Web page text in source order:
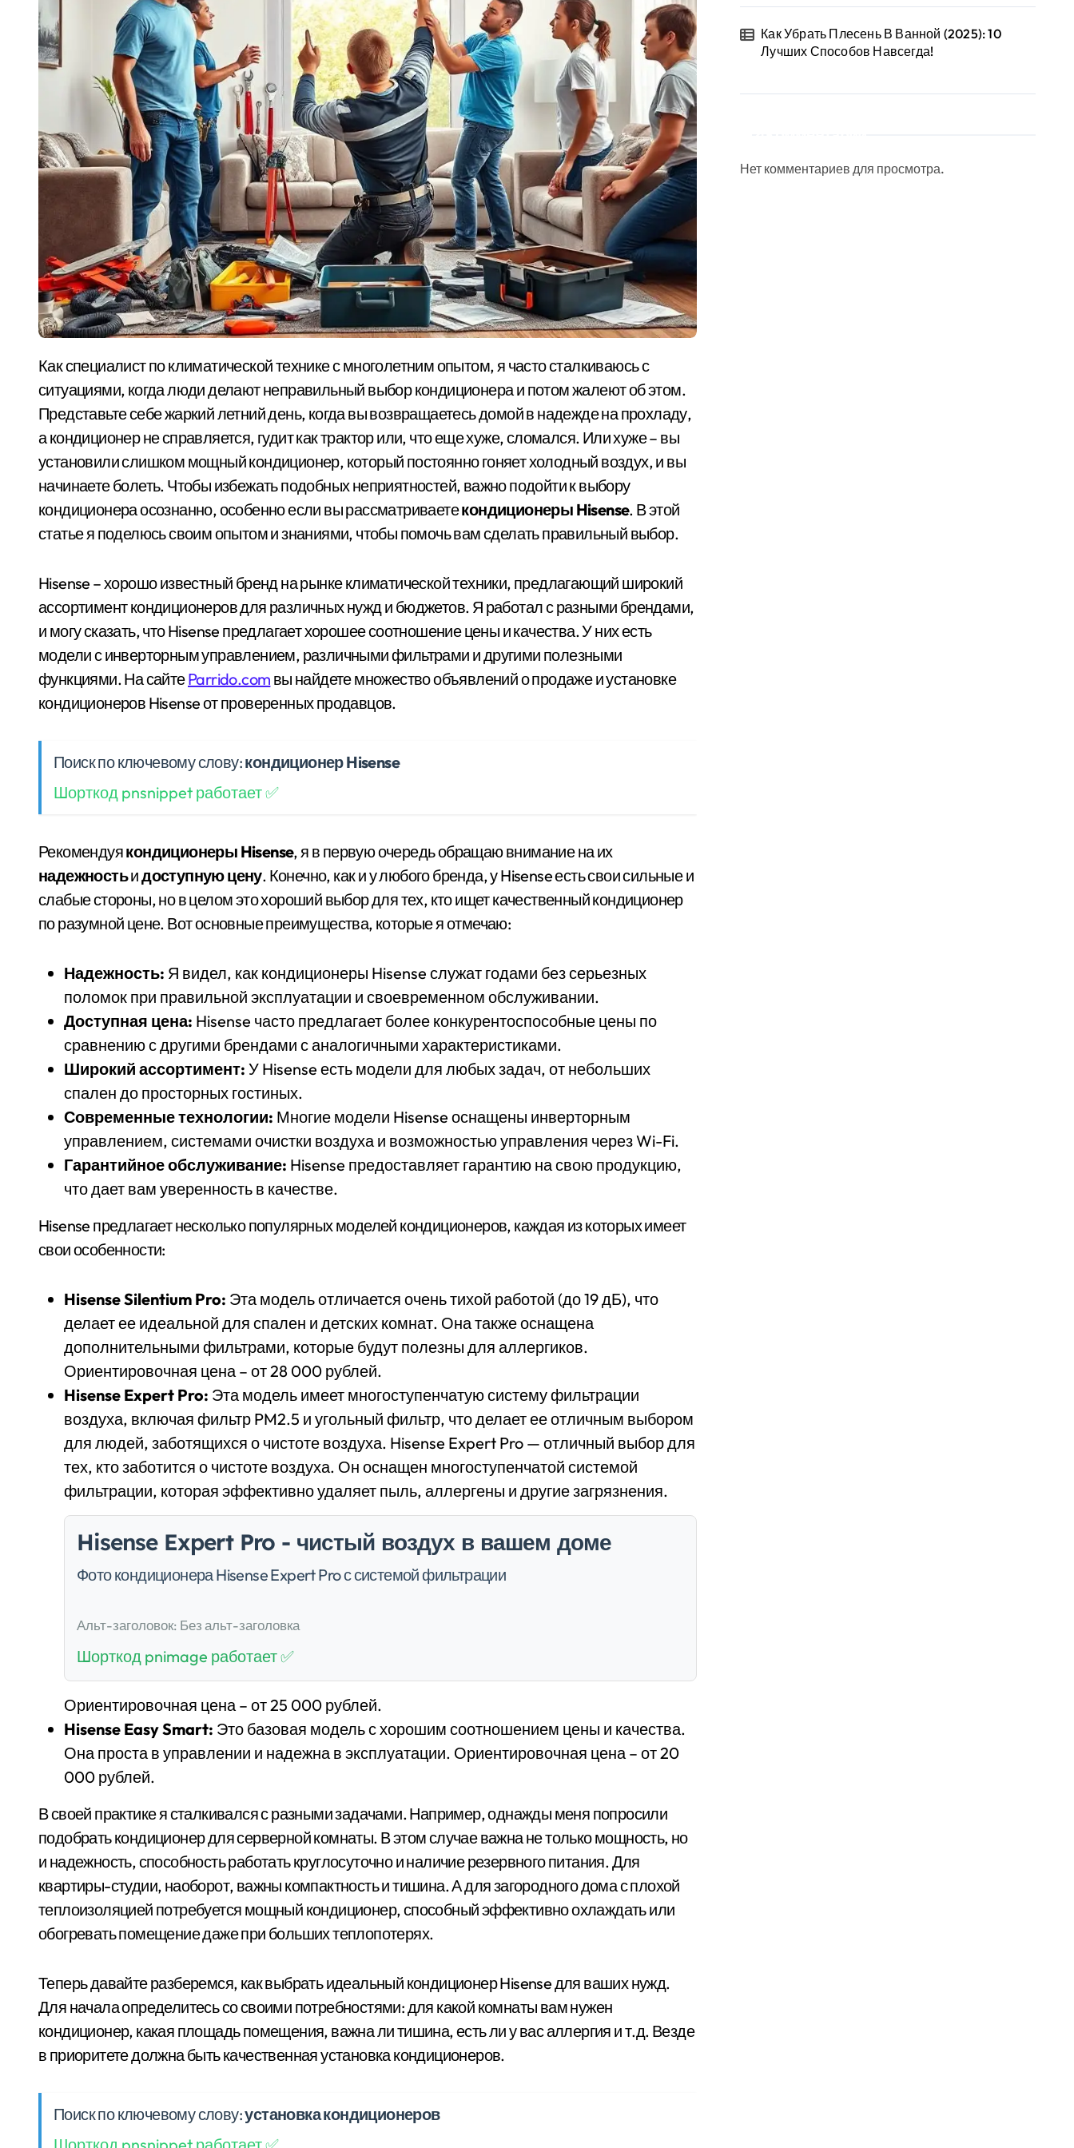
Как специалист по климатической технике с многолетним опытом, я часто сталкиваюсь с
ситуациями, когда люди делают неправильный выбор кондиционера и потом жалеют об этом.
Представьте себе жаркий летний день, когда вы возвращаетесь домой в надежде на прохладу,
а кондиционер не справляется, гудит как трактор или, что еще хуже, сломался. Или хуже – вы
установили слишком мощный кондиционер, который постоянно гоняет холодный воздух, и вы
начинаете болеть. Чтобы избежать подобных неприятностей, важно подойти к выбору
кондиционера осознанно, особенно если вы рассматриваетекондиционеры Hisense. В этой
статье я поделюсь своим опытом и знаниями, чтобы помочь вам сделать правильный выбор.
Hisense – хорошо известный бренд на рынке климатической техники, предлагающий широкий
ассортимент кондиционеров для различных нужд и бюджетов. Я работал с разными брендами,
и могу сказать, что Hisense предлагает хорошее соотношение цены и качества. У них есть
модели с инверторным управлением, различными фильтрами и другими полезными
функциями. На сайтеParrido.com вы найдете множество объявлений о продаже и установке
кондиционеров Hisense от проверенных продавцов.
Поиск по ключевому слову:кондиционер Hisense
Шорткод pnsnippet работает ✅
Рекомендуякондиционеры Hisense, я в первую очередь обращаю внимание на их
надежностьидоступную цену. Конечно, как и у любого бренда, у Hisense есть свои сильные и
слабые стороны, но в целом это хороший выбор для тех, кто ищет качественный кондиционер
по разумной цене. Вот основные преимущества, которые я отмечаю:
Надежность: Я видел, как кондиционеры Hisense служат годами без серьезных
поломок при правильной эксплуатации и своевременном обслуживании.
Доступная цена: Hisense часто предлагает более конкурентоспособные цены по
сравнению с другими брендами с аналогичными характеристиками.
Широкий ассортимент: У Hisense есть модели для любых задач, от небольших
спален до просторных гостиных.
Современные технологии: Многие модели Hisense оснащены инверторным
управлением, системами очистки воздуха и возможностью управления через Wi-Fi.
Гарантийное обслуживание: Hisense предоставляет гарантию на свою продукцию,
что дает вам уверенность в качестве.
Hisense предлагает несколько популярных моделей кондиционеров, каждая из которых имеет
свои особенности:
Hisense Silentium Pro: Эта модель отличается очень тихой работой (до 19 дБ), что
делает ее идеальной для спален и детских комнат. Она также оснащена
дополнительными фильтрами, которые будут полезны для аллергиков.
Ориентировочная цена – от 28 000 рублей.
Hisense Expert Pro: Эта модель имеет многоступенчатую систему фильтрации
воздуха, включая фильтр PM2.5 и угольный фильтр, что делает ее отличным выбором
для людей, заботящихся о чистоте воздуха. Hisense Expert Pro — отличный выбор для
тех, кто заботится о чистоте воздуха. Он оснащен многоступенчатой системой
фильтрации, которая эффективно удаляет пыль, аллергены и другие загрязнения.
Hisense Expert Pro - чистый воздух в вашем доме
Фото кондиционера Hisense Expert Pro с системой фильтрации
Альт-заголовок: Без альт-заголовка
Шорткод pnimage работает ✅
Ориентировочная цена – от 25 000 рублей.
Hisense Easy Smart: Это базовая модель с хорошим соотношением цены и качества.
Она проста в управлении и надежна в эксплуатации. Ориентировочная цена – от 20
000 рублей.
В своей практике я сталкивался с разными задачами. Например, однажды меня попросили
подобрать кондиционер для серверной комнаты. В этом случае важна не только мощность, но
и надежность, способность работать круглосуточно и наличие резервного питания. Для
квартиры-студии, наоборот, важны компактность и тишина. А для загородного дома с плохой
теплоизоляцией потребуется мощный кондиционер, способный эффективно охлаждать или
обогревать помещение даже при больших теплопотерях.
Теперь давайте разберемся, как выбрать идеальный кондиционер Hisense для ваших нужд.
Для начала определитесь со своими потребностями: для какой комнаты вам нужен
кондиционер, какая площадь помещения, важна ли тишина, есть ли у вас аллергия и т.д. Везде
в приоритете должна быть качественная установка кондиционеров.
Поиск по ключевому слову:установка кондиционеров
Как Убрать Плесень В Ванной (2025): 10
Лучших Способов Навсегда!
Нет комментариев для просмотра.